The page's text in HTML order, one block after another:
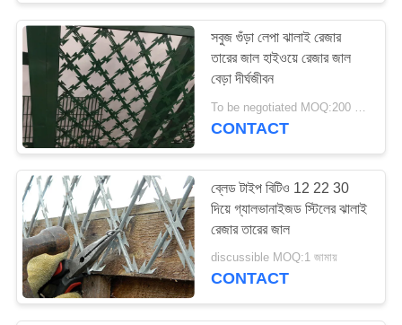
কাঁটাতারের বেড়া পোস্ট
সবুজ গুঁড়া লেপা ঝালাই রেজার
তারের জাল হাইওয়ে রেজার জাল
বেড়া দীর্ঘজীবন
To be negotiated MOQ:200 বর্গ মিটার
CONTACT
ব্লেড টাইপ বিটিও 12 22 30
দিয়ে গ্যালভানাইজড স্টিলের ঝালাই
রেজার তারের জাল
discussible MOQ:1 জামায়
CONTACT